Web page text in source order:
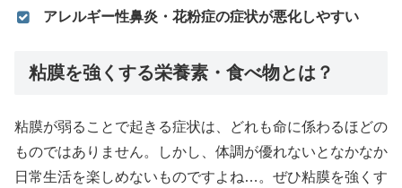
アレルギー性鼻炎・花粉症の症状が悪化しやすい
粘膜を強くする栄養素・食べ物とは？
粘膜が弱ることで起きる症状は、どれも命に係わるほどの
ものではありません。しかし、体調が優れないとなかなか
日常生活を楽しめないものですよね…。ぜひ粘膜を強くす